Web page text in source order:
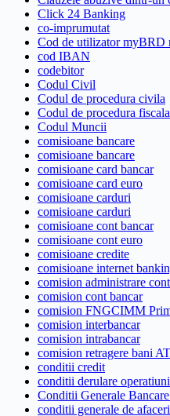
Click 24 Banking
co-imprumutat
Cod de utilizator myBRD
cod IBAN
codebitor
Codul Civil
Codul de procedura civila
Codul de procedura fiscala
Codul Muncii
comisioane bancare
comisioane bancare
comisioane card bancar
comisioane card euro
comisioane carduri
comisioane carduri
comisioane cont bancar
comisioane cont euro
comisioane credite
comisioane internet
comision administrare
comision cont bancar
comision FNGCIMM
comision interbancar
comision intrabancar
comision retragere bani
conditii credit
conditii derulare
Conditii Generale
conditii generale de afaceri